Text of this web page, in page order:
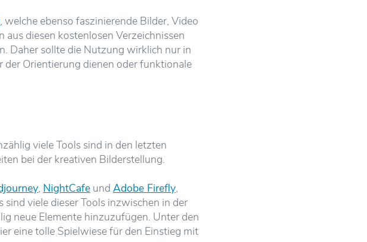
, welche ebenso faszinierende Bilder, Video
diesen kostenlosen Verzeichnissen
Daher sollte die Nutzung wirklich nur in
Orientierung dienen oder funktionale
viele Tools sind in den letzten
bei der kreativen Bilderstellung.
, NightCafe und Adobe Firefly,
viele dieser Tools inzwischen in der
neue Elemente hinzuzufügen. Unter den
eine tolle Spielwiese für den Einstieg mit